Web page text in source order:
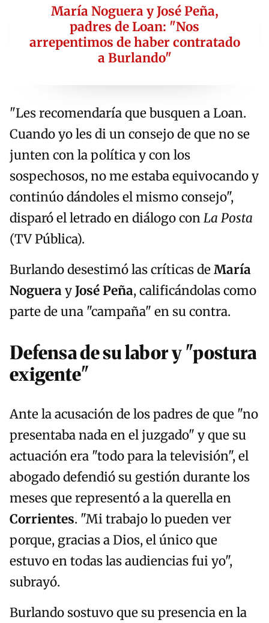
María Noguera y José Peña,
padres de Loan: "Nos
arrepentimos de haber contratado
a Burlando"
"Les recomendaría que busquen a Loan.
Cuando yo les di un consejo de que no se
junten con la política y con los
sospechosos, no me estaba equivocando y
continúo dándoles el mismo consejo",
disparó el letrado en diálogo conLa Posta
(TV Pública).
Burlando desestimó las críticas deMaría
NoguerayJosé Peña, calificándolas como
parte de una "campaña" en su contra.
Defensa de su labor y "postura
exigente"
Ante la acusación de los padres de que "no
presentaba nada en el juzgado" y que su
actuación era "todo para la televisión", el
abogado defendió su gestión durante los
meses que representó a la querella en
Corrientes. "Mi trabajo lo pueden ver
porque, gracias a Dios, el único que
estuvo en todas las audiencias fui yo",
subrayó.
Burlando sostuvo que su presencia en la